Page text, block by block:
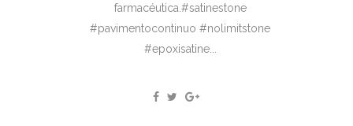
farmacéutica.#satinestone
#pavimentocontinuo #nolimitstone
#epoxisatine...